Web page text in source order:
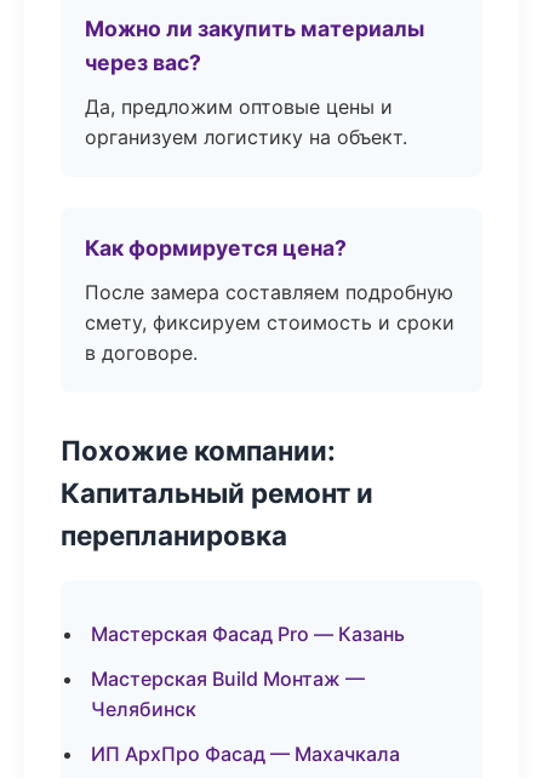
Можно ли закупить материалы
через вас?
Да, предложим оптовые цены и
организуем логистику на объект.
Как формируется цена?
После замера составляем подробную
смету, фиксируем стоимость и сроки
в договоре.
Похожие компании:
Капитальный ремонт и
перепланировка
Мастерская Фасад Pro — Казань
Мастерская Build Монтаж —
Челябинск
ИП АрхПро Фасад — Махачкала